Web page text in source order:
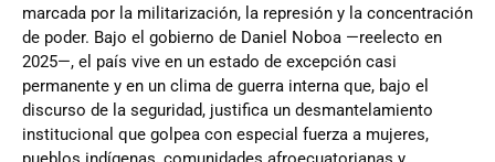
marcada por la militarización, la represión y la concentración
de poder. Bajo el gobierno de Daniel Noboa —reelecto en
2025—, el país vive en un estado de excepción casi
permanente y en un clima de guerra interna que, bajo el
discurso de la seguridad, justifica un desmantelamiento
institucional que golpea con especial fuerza a mujeres,